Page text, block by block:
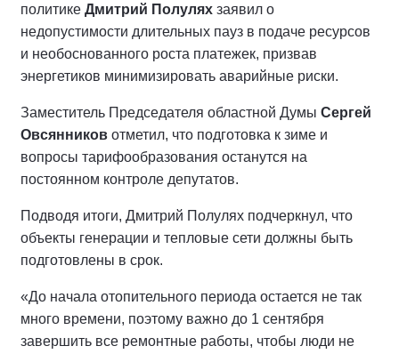
политике Дмитрий Полулях заявил о
недопустимости длительных пауз в подаче ресурсов
и необоснованного роста платежек, призвав
энергетиков минимизировать аварийные риски.
Заместитель Председателя областной Думы Сергей
Овсянников отметил, что подготовка к зиме и
вопросы тарифообразования останутся на
постоянном контроле депутатов.
Подводя итоги, Дмитрий Полулях подчеркнул, что
объекты генерации и тепловые сети должны быть
подготовлены в срок.
«До начала отопительного периода остается не так
много времени, поэтому важно до 1 сентября
завершить все ремонтные работы, чтобы люди не